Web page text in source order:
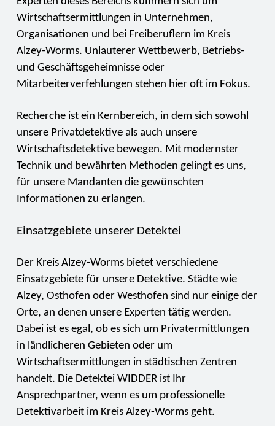
Wirtschaftsermittlungen in Unternehmen,
Organisationen und bei Freiberuflern im Kreis
Alzey-Worms. Unlauterer Wettbewerb, Betriebs-
und Geschäftsgeheimnisse oder
Mitarbeiterverfehlungen stehen hier oft im Fokus.
Recherche ist ein Kernbereich, in dem sich sowohl
unsere Privatdetektive als auch unsere
Wirtschaftsdetektive bewegen. Mit modernster
Technik und bewährten Methoden gelingt es uns,
für unsere Mandanten die gewünschten
Informationen zu erlangen.
Einsatzgebiete unserer Detektei
Der Kreis Alzey-Worms bietet verschiedene
Einsatzgebiete für unsere Detektive. Städte wie
Alzey, Osthofen oder Westhofen sind nur einige der
Orte, an denen unsere Experten tätig werden.
Dabei ist es egal, ob es sich um Privatermittlungen
in ländlicheren Gebieten oder um
Wirtschaftsermittlungen in städtischen Zentren
handelt. Die Detektei WIDDER ist Ihr
Ansprechpartner, wenn es um professionelle
Detektivarbeit im Kreis Alzey-Worms geht.